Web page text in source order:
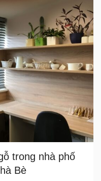
trong nhà phố
Bè